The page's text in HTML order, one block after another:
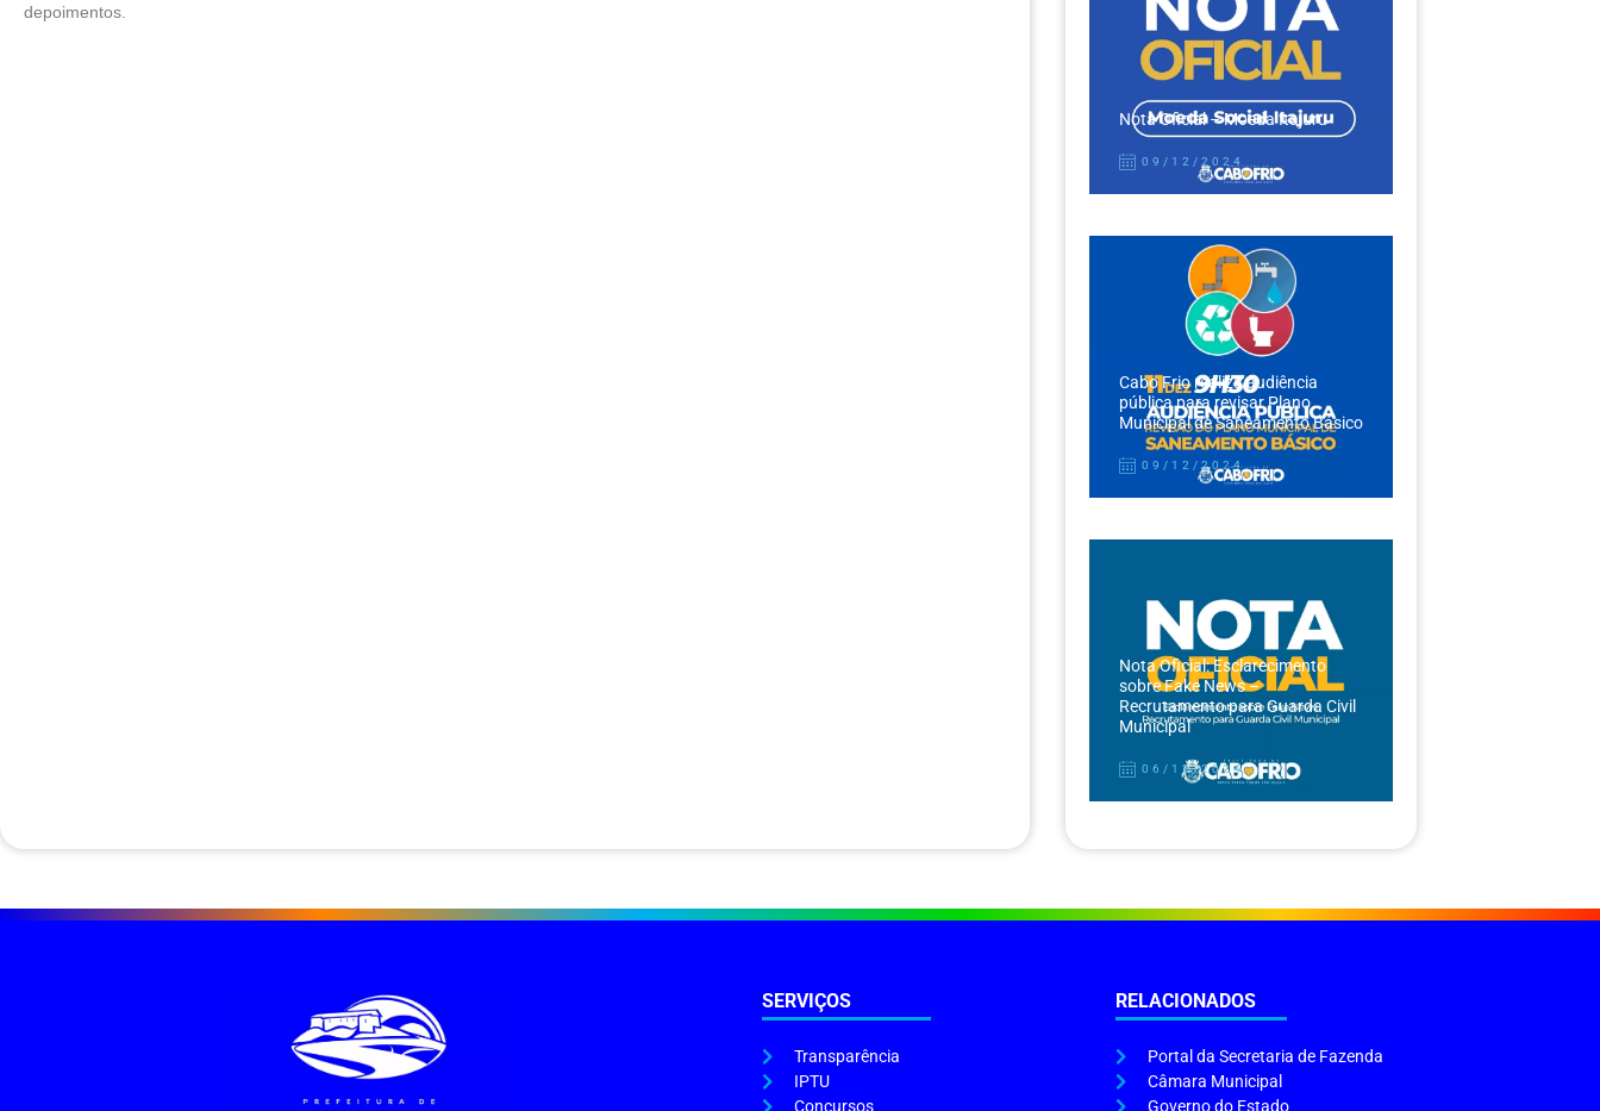
depoimentos.
Nota Oficial – Moeda Itajuru
09/12/2024
Cabo Frio realiza audiência
pública para revisar Plano
Municipal de Saneamento Básico
09/12/2024
Nota Oficial: Esclarecimento
sobre Fake News –
Recrutamento para Guarda Civil
Municipal
06/12/2024
SERVIÇOS
Transparência
IPTU
Concursos
RELACIONADOS
Portal da Secretaria de Fazenda
Câmara Municipal
Governo do Estado